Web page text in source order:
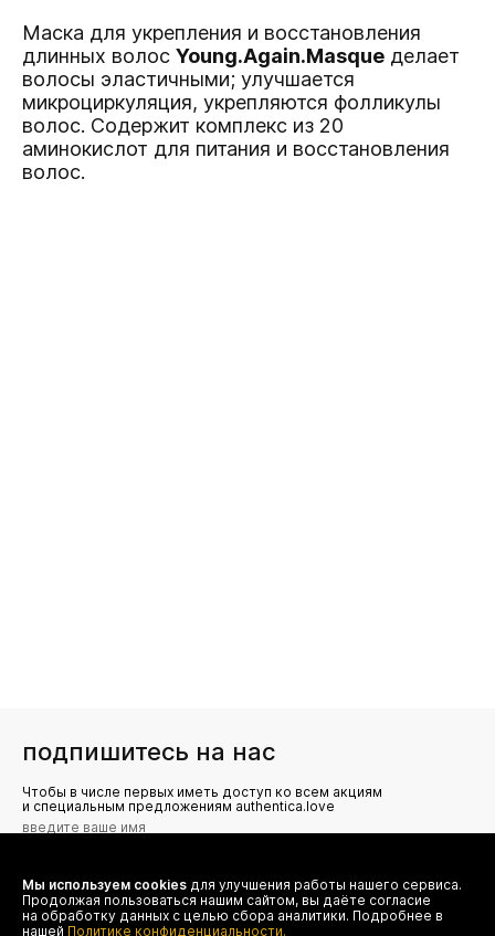
Маска для укрепления и восстановления
длинных волос Young.Again.Masque делает
волосы эластичными; улучшается
микроциркуляция, укрепляются фолликулы
волос. Содержит комплекс из 20
аминокислот для питания и восстановления
волос.
подпишитесь на нас
Чтобы в числе первых иметь доступ ко всем акциям
и специальным предложениям authentica.love
Я даю согласие на сбор, обработку и хранение моих
персональных данных (имя, email, телефон) для получения
рекламных и информационных рассылок от ООО 'БТ
Юнайтед', а также ознакомлен(а) с
Мы используем cookies для улучшения работы нашего сервиса.
Продолжая пользоваться нашим сайтом, вы даёте согласие
на обработку данных с целью сбора аналитики. Подробнее в
нашей Политике конфиденциальности.